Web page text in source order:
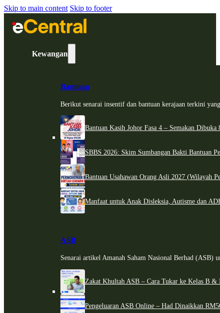
Skip to main content Skip to footer
Kewangan
Bantuan
Berikut senarai insentif dan bantuan kerajaan terkini
Bantuan Kasih Johor Fasa 4 – Semakan
SBBS 2026: Skim Sumbangan Bakti Bantuan
Bantuan Usahawan Orang Asli 2027 (Wilayah
Manfaat untuk Anak Disleksia, Autisme dan
ASB
Senarai artikel Amanah Saham Nasional Berhad (ASB)
Zakat Khultah ASB – Cara Tukar ke Kelas B &
Pengeluaran ASB Online – Had Dinaikkan